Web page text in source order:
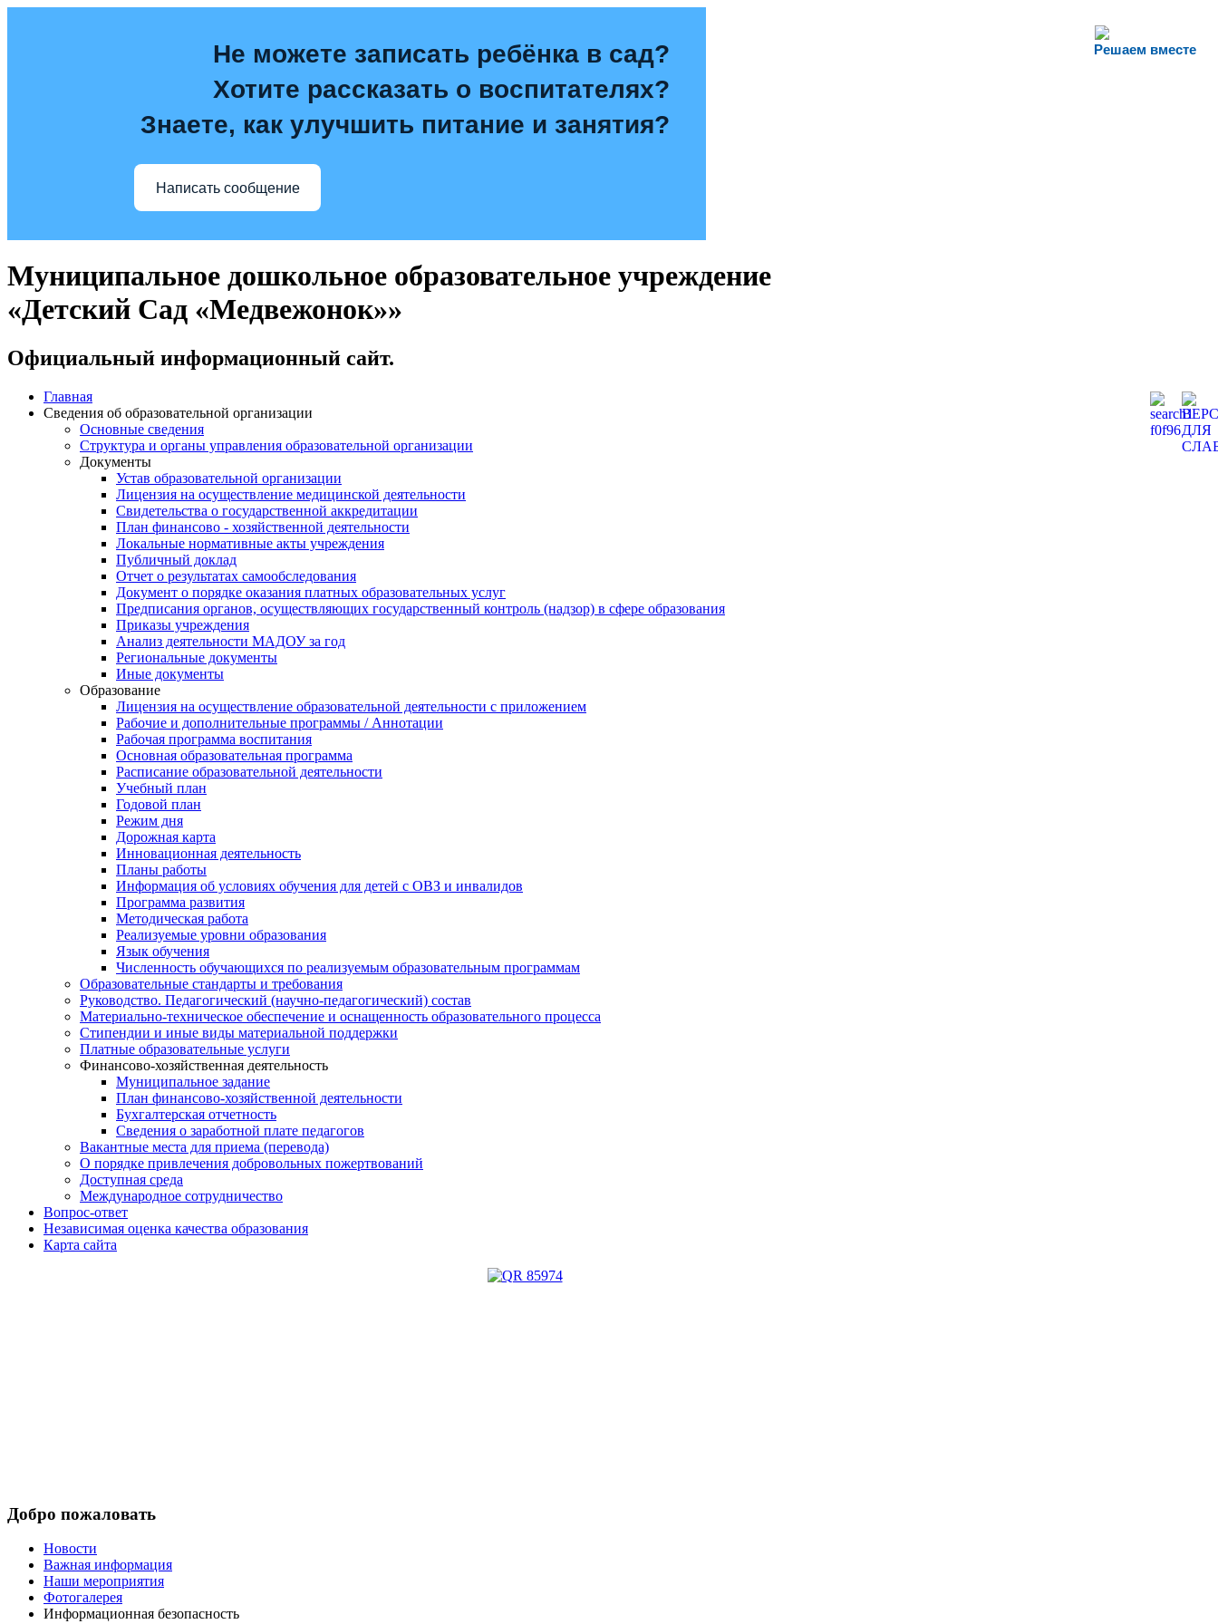
Решаем вместе
Не можете записать ребёнка в сад?
Хотите рассказать о воспитателях?
Знаете, как улучшить питание и занятия?
Написать сообщение
Муниципальное дошкольное образовательное учреждение
«Детский Сад «Медвежонок»»
Официальный информационный сайт.
Главная
Сведения об образовательной организации
Основные сведения
Структура и органы управления образовательной организации
Документы
Устав образовательной организации
Лицензия на осуществление медицинской деятельности
Свидетельства о государственной аккредитации
План финансово - хозяйственной деятельности
Локальные нормативные акты учреждения
Публичный доклад
Отчет о результатах самообследования
Документ о порядке оказания платных образовательных услуг
Предписания органов, осуществляющих государственный контроль (надзор) в сфере образования
Приказы учреждения
Анализ деятельности МАДОУ за год
Региональные документы
Иные документы
Образование
Лицензия на осуществление образовательной деятельности с приложением
Рабочие и дополнительные программы / Аннотации
Рабочая программа воспитания
Основная образовательная программа
Расписание образовательной деятельности
Учебный план
Годовой план
Режим дня
Дорожная карта
Инновационная деятельность
Планы работы
Информация об условиях обучения для детей с ОВЗ и инвалидов
Программа развития
Методическая работа
Реализуемые уровни образования
Язык обучения
Численность обучающихся по реализуемым образовательным программам
Образовательные стандарты и требования
Руководство. Педагогический (научно-педагогический) состав
Материально-техническое обеспечение и оснащенность образовательного процесса
Стипендии и иные виды материальной поддержки
Платные образовательные услуги
Финансово-хозяйственная деятельность
Муниципальное задание
План финансово-хозяйственной деятельности
Бухгалтерская отчетность
Сведения о заработной плате педагогов
Вакантные места для приема (перевода)
О порядке привлечения добровольных пожертвований
Доступная среда
Международное сотрудничество
Вопрос-ответ
Независимая оценка качества образования
Карта сайта
Добро пожаловать
Новости
Важная информация
Наши мероприятия
Фотогалерея
Информационная безопасность